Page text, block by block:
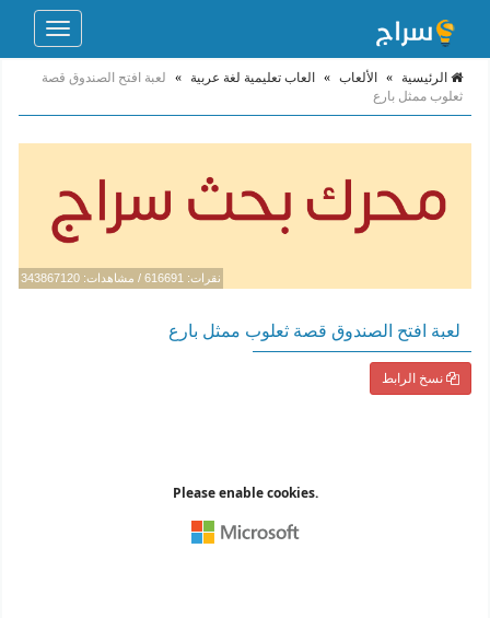
Toggle
الرئيسية » الألعاب » العاب تعليمية لغة عربية »
لعبة افتح الصندوق قصة
ثعلوب ممثل بارع
نقرات: 616691 / مشاهدات: 343867120
لعبة افتح الصندوق قصة ثعلوب ممثل بارع
نسخ الرابط